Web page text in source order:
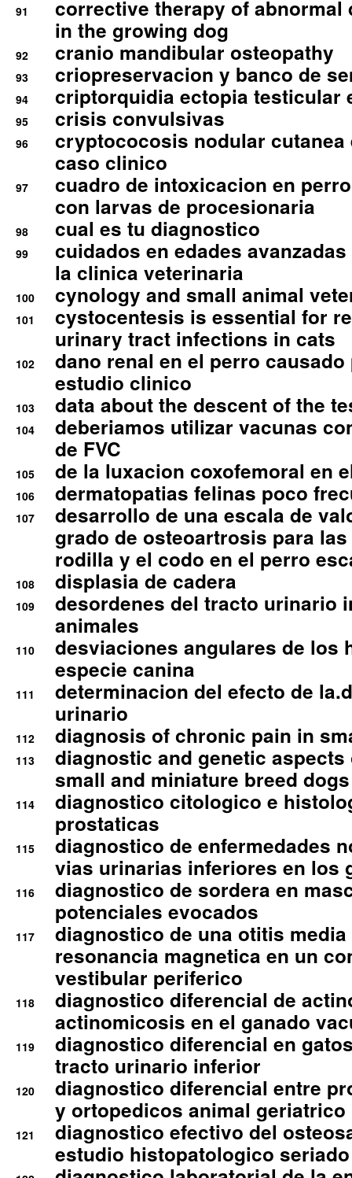
91
corrective therapy of abnormal
in the growing dog
92 cranio mandibular osteopathy
93 criopreservacion y banco de
94 criptorquidia ectopia testicular
95 crisis convulsivas
96
cryptococosis nodular cutanea
caso clinico
97
cuadro de intoxicacion en
con larvas de procesionaria
98 cual es tu diagnostico
99
cuidados en edades
la clinica veterinaria
100 cynology and small animal
101
cystocentesis is essential for
urinary tract infections in cats
102
dano renal en el perro
estudio clinico
103 data about the descent of the
104
deberiamos utilizar vacunas
de FVC
105 de la luxacion coxofemoral en
106 dermatopatias felinas poco
107
desarrollo de una escala de
grado de osteoartrosis para
rodilla y el codo en el perro
108 displasia de cadera
109
desordenes del tracto urinario
animales
110
desviaciones angulares de los
especie canina
111
determinacion del efecto de
urinario
112 diagnosis of chronic pain in
113
diagnostic and genetic
small and miniature breed
114
diagnostico citologico e
prostaticas
115
diagnostico de enfermedades
vias urinarias inferiores en los
116
diagnostico de sordera en
potenciales evocados
117
diagnostico de una otitis
resonancia magnetica en un
vestibular periferico
118
diagnostico diferencial de
actinomicosis en el ganado
119
diagnostico diferencial en
tracto urinario inferior
120
diagnostico diferencial entre
y ortopedicos animal geriatrico
121
diagnostico efectivo del
estudio histopatologico seriado